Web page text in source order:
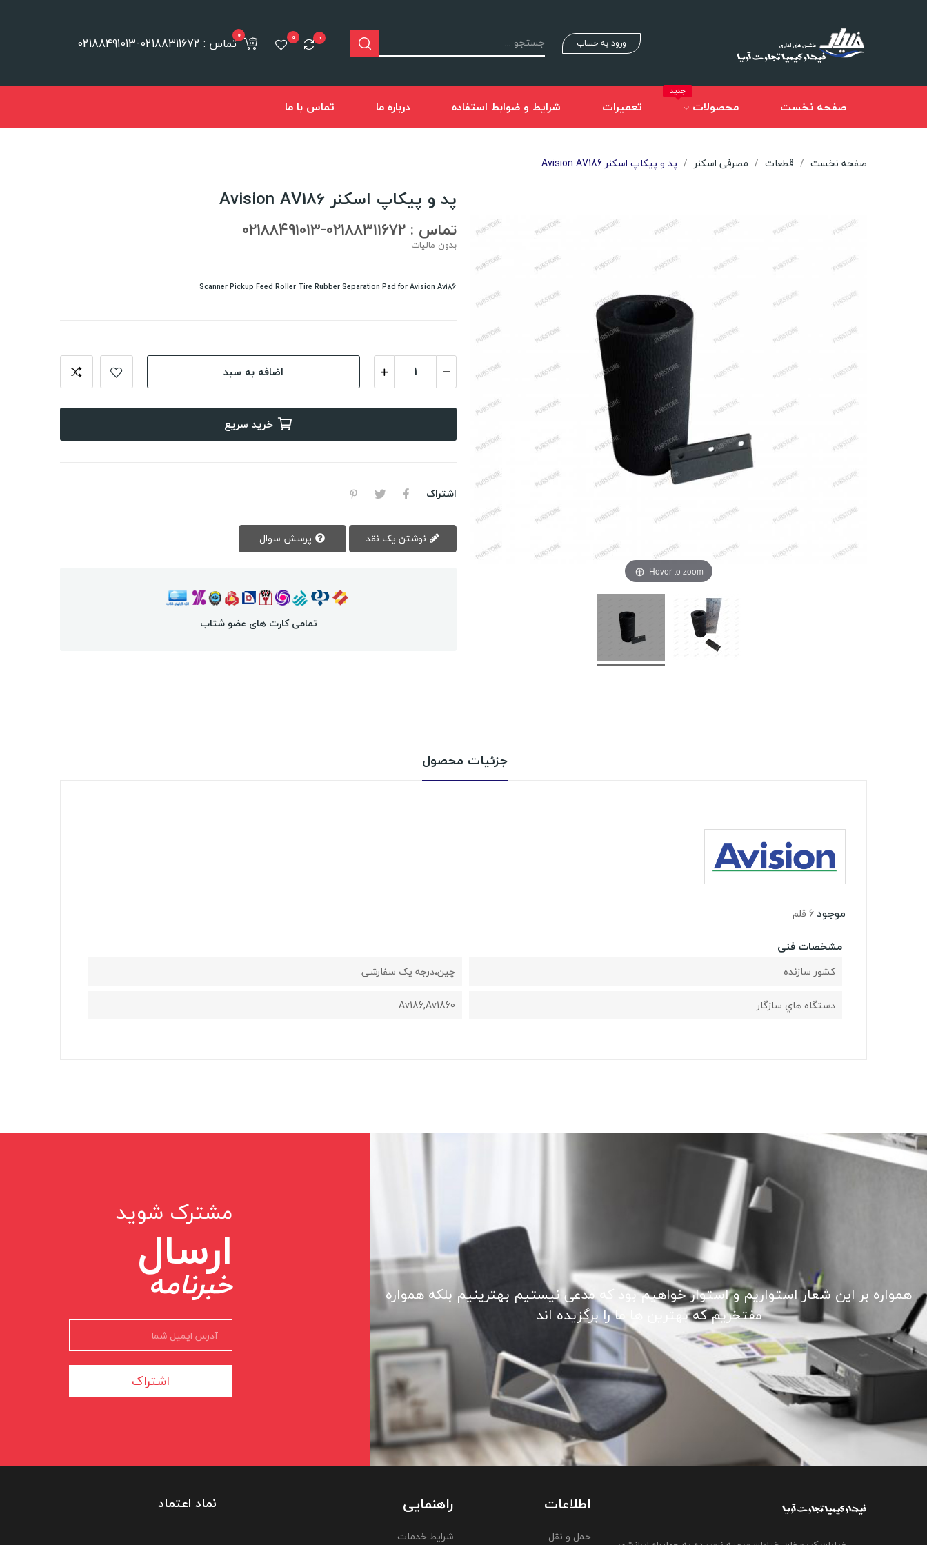
ورود به حساب 0
0 تماس : 02188311672-021884910130
صفحه نخست محصولات
جدید
تعمیرات شرایط و ضوابط استفاده درباره ما تماس با ما
صفحه نخست قطعات مصرفی اسکنر پد و پیکاپ اسکنر Avision AV186
Hover to zoom
پد و پیکاپ اسکنر Avision AV186
تماس : 02188311672-02188491013
بدون مالیات
Scanner Pickup Feed Roller Tire Rubber Separation Pad for Avision Av186
اضافه به سبد
خرید سریع
اشتراک
تمامی کارت های عضو شتاب
جزئیات محصول
موجود6 قلم
مشخصات فنی
کشور سازنده
چین،درجه یک سفارشی
دستگاه هاي سازگار
Av186,av1860
همواره بر این شعار استواریم و استوار خواهیم بود که مدعی نیستیم بهترینیم بلکه همواره
مفتخریم که بهترین ها ما را برگزیده اند
مشترک شوید
ارسال
خبرنامه
اشتراک
اطلاعات
حمل و نقل
راهنمایی
شرایط خدمات
نماد اعتماد